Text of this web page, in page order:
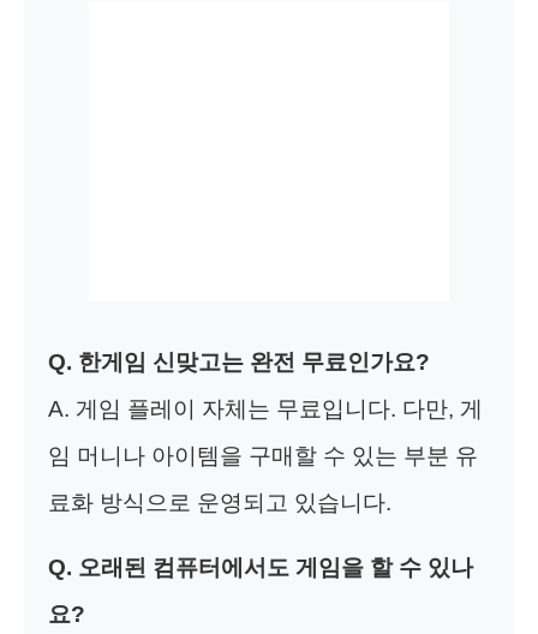
Q. 한게임 신맞고는 완전 무료인가요?
A. 게임 플레이 자체는 무료입니다. 다만, 게
임 머니나 아이템을 구매할 수 있는 부분 유
료화 방식으로 운영되고 있습니다.
Q. 오래된 컴퓨터에서도 게임을 할 수 있나
요?